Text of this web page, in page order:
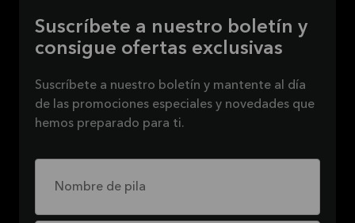
Suscríbete a nuestro boletín y
consigue ofertas exclusivas
Suscríbete a nuestro boletín y mantente al día
de las promociones especiales y novedades que
hemos preparado para ti.
Nombre de pila